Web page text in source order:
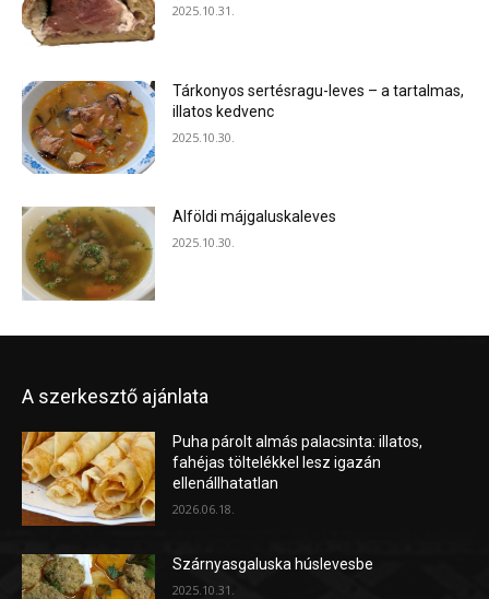
2025.10.31.
Tárkonyos sertésragu-leves – a tartalmas,
illatos kedvenc
2025.10.30.
Alföldi májgaluskaleves
2025.10.30.
A szerkesztő ajánlata
Puha párolt almás palacsinta: illatos,
fahéjas töltelékkel lesz igazán
ellenállhatatlan
2026.06.18.
Szárnyasgaluska húslevesbe
2025.10.31.